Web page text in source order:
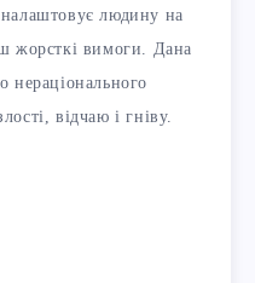
людину на
жорсткі вимоги. Дана
нераціонального
відчаю і гніву.